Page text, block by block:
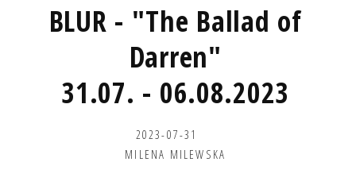
BLUR - "The Ballad of
Darren"
31.07. - 06.08.2023
2023-07-31
MILENA MILEWSKA